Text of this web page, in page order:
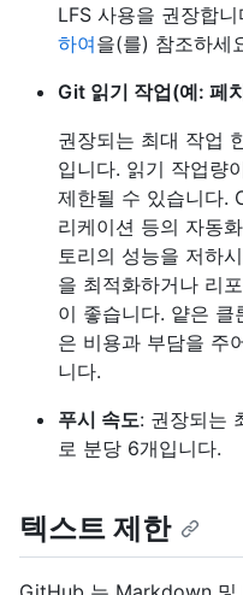
LFS 사용을 권장합니
하여을(를) 참조하세
Git 읽기 작업(예: 페
권장되는 최대 작업
입니다. 읽기 작업량
제한될 수 있습니다.
리케이션 등의 자동
토리의 성능을 저하
을 최적화하거나 리
이 좋습니다. 얕은 클
은 비용과 부담을 주
니다.
푸시 속도: 권장되는
로 분당 6개입니다.
텍스트 제한